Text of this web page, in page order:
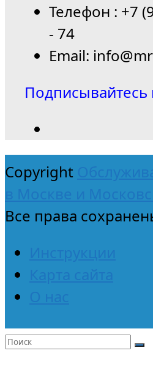
Телефон : +7
- 74
Email:
Подписывайтесь
Copyright
в Москве и
Все права
Инструкции
Карта сайта
О нас